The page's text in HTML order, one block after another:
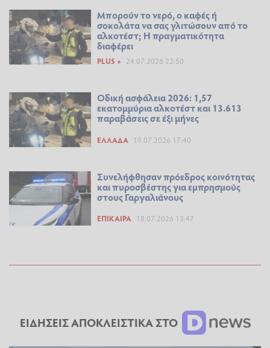
Μπορούν το νερό, ο καφές ή
σοκολάτα να σας γλιτώσουν από το
αλκοτέστ; Η πραγματικότητα
διαφέρει
PLUS + 24.07.2026 22:50
Οδική ασφάλεια 2026: 1,57
εκατομμύρια αλκοτέστ και 13.613
παραβάσεις σε έξι μήνες
ΕΛΛΆΔΑ 19.07.2026 17:40
Συνελήφθησαν πρόεδρος κοινότητας
και πυροσβέστης για εμπρησμούς
στους Γαργαλιάνους
ΕΠΊΚΑΙΡΑ 18.07.2026 13:47
ΕΙΔΗΣΕΙΣ ΑΠΟΚΛΕΙΣΤΙΚΑ ΣΤΟ